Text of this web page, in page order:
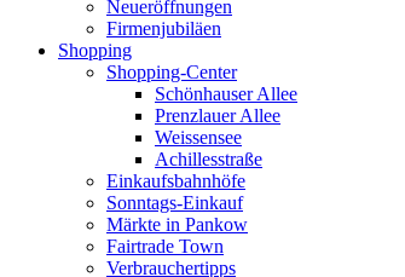
Neueröffnungen
Firmenjubiläen
Shopping
Shopping-Center
Schönhauser Allee
Prenzlauer Allee
Weissensee
Achillesstraße
Einkaufsbahnhöfe
Sonntags-Einkauf
Märkte in Pankow
Fairtrade Town
Verbrauchertipps